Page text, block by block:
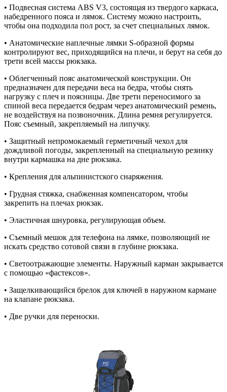
• Подвесная система ABS V3, состоящая из твердого каркаса,
набедренного пояса и лямок. Систему можно настроить,
чтобы она подходила пол рост, за счет специальных лямок.
• Анатомические наплечные лямки S-образной формы
контролируют вес, приходящийся на плечи, и берут на себя до
трети всей массы рюкзака.
• Облегченный пояс анатомической конструкции. Он
предназначен для передачи веса на бедра, чтобы снять
нагрузку с плеч и поясницы. Две трети переносимого за
спиной веса передается бедрам через анатомический ремень,
не воздействуя на позвоночник. Длина ремня регулируется.
Пояс съемный, закрепляемый на липучку.
• Защитный непромокаемый герметичный чехол для
дождливой погоды, закрепленный на специальную резинку
внутри кармашка на дне рюкзака.
• Крепления для альпинистского снаряжения.
• Грудная стяжка, снабженная компенсатором, чтобы
закрепить на плечах рюкзак.
• Эластичная шнуровка, регулирующая объем.
• Съемный мешок для телефона на лямке, позволяющий не
искать средство сотовой связи в глубине рюкзака.
• Светоотражающие элементы. Наружный карман закрывается
с помощью «фастексов».
• Защелкивающийся брелок для ключей в наружном кармане
на клапане рюкзака.
• Две ручки для переноски.